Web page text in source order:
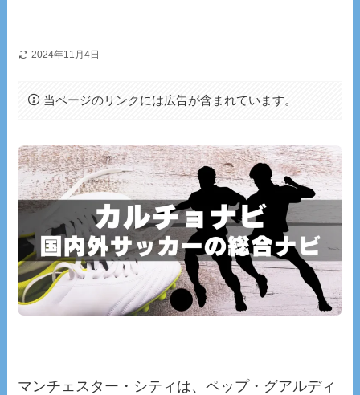
2024年11月4日
当ページのリンクには広告が含まれています。
マンチェスター・シティは、ペップ・グアルディ